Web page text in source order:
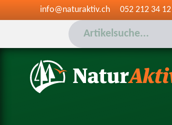
info@naturaktiv.ch 052 212 34 12